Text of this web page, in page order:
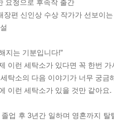
요청으로 후속작 출간
장편 신인상 수상 작가가 선보이는
지는 기분입니다!”
이런 세탁소가 있다면 꼭 한번 가
탁소의 다음 이야기가 너무 궁금
이런 세탁소가 있을 것만 같아요.
졸업 후 3년간 일하며 영혼까지